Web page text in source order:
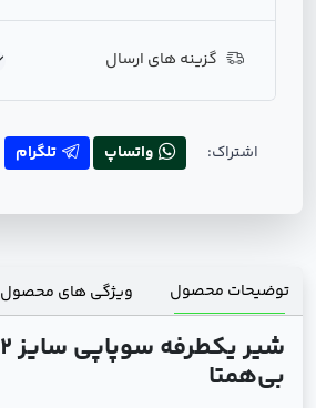
گزینه های ارسال
اشتراک: واتساپ تلگرام
توضیحات محصول ویژگی های محصول
بی‌همتا